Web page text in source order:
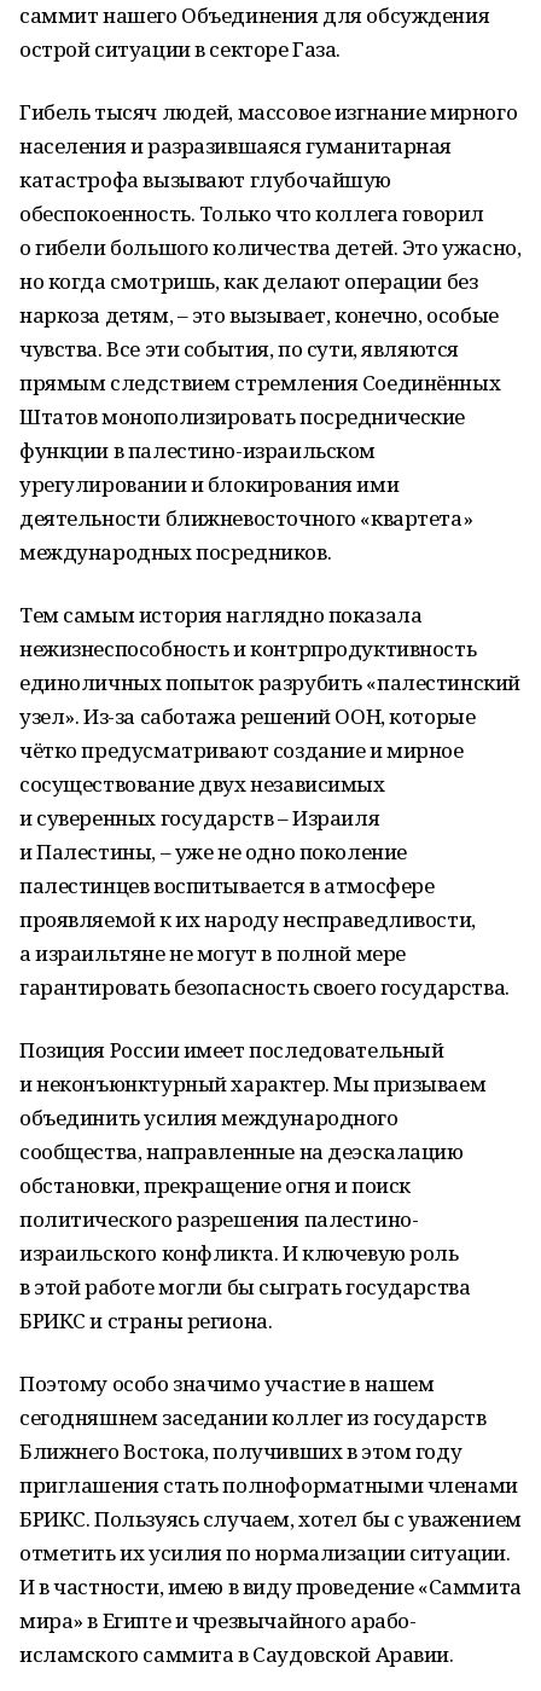
саммит нашего Объединения для обсуждения
острой ситуации в секторе Газа.
Гибель тысяч людей, массовое изгнание мирного
населения и разразившаяся гуманитарная
катастрофа вызывают глубочайшую
обеспокоенность. Только что коллега говорил
о гибели большого количества детей. Это ужасно,
но когда смотришь, как делают операции без
наркоза детям, – это вызывает, конечно, особые
чувства. Все эти события, по сути, являются
прямым следствием стремления Соединённых
Штатов монополизировать посреднические
функции в палестино-израильском
урегулировании и блокирования ими
деятельности ближневосточного «квартета»
международных посредников.
Тем самым история наглядно показала
нежизнеспособность и контрпродуктивность
единоличных попыток разрубить «палестинский
узел». Из-за саботажа решений ООН, которые
чётко предусматривают создание и мирное
сосуществование двух независимых
и суверенных государств – Израиля
и Палестины, – уже не одно поколение
палестинцев воспитывается в атмосфере
проявляемой к их народу несправедливости,
а израильтяне не могут в полной мере
гарантировать безопасность своего государства.
Позиция России имеет последовательный
и неконъюнктурный характер. Мы призываем
объединить усилия международного
сообщества, направленные на деэскалацию
обстановки, прекращение огня и поиск
политического разрешения палестино-
израильского конфликта. И ключевую роль
в этой работе могли бы сыграть государства
БРИКС и страны региона.
Поэтому особо значимо участие в нашем
сегодняшнем заседании коллег из государств
Ближнего Востока, получивших в этом году
приглашения стать полноформатными членами
БРИКС. Пользуясь случаем, хотел бы с уважением
отметить их усилия по нормализации ситуации.
И в частности, имею в виду проведение «Саммита
мира» в Египте и чрезвычайного арабо-
исламского саммита в Саудовской Аравии.